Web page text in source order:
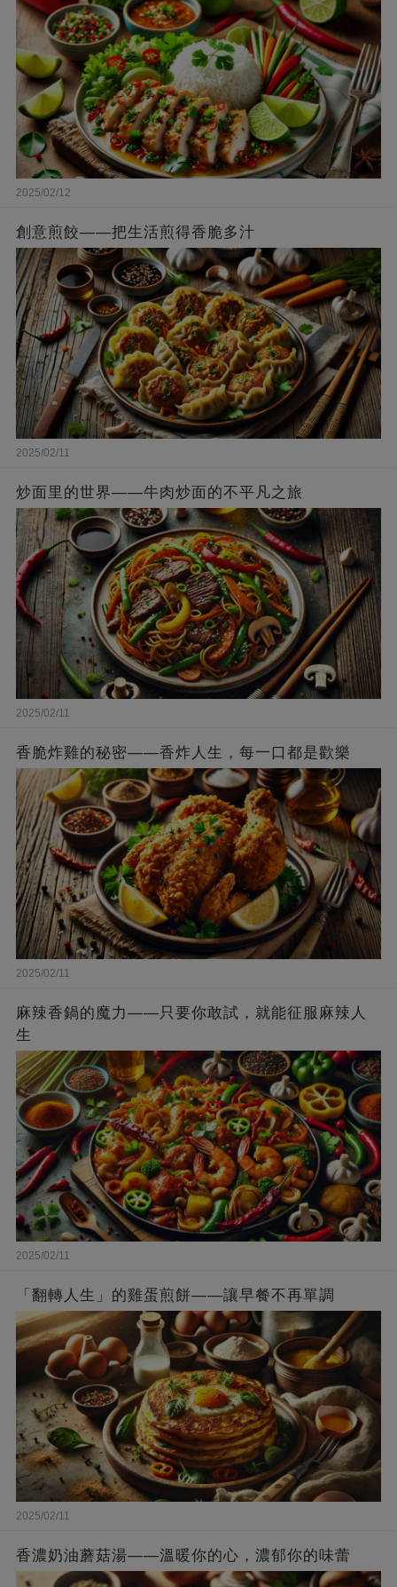
2025/02/12
創意煎餃——把生活煎得香脆多汁
2025/02/11
炒面里的世界——牛肉炒面的不平凡之旅
2025/02/11
香脆炸雞的秘密——香炸人生，每一口都是歡樂
2025/02/11
麻辣香鍋的魔力——只要你敢試，就能征服麻辣人
生
2025/02/11
「翻轉人生」的雞蛋煎餅——讓早餐不再單調
2025/02/11
香濃奶油蘑菇湯——溫暖你的心，濃郁你的味蕾